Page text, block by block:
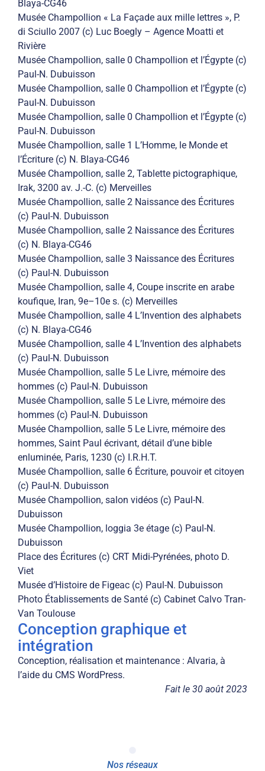
Blaya-CG46
Musée Champollion « La Façade aux mille lettres », P.
di Sciullo 2007 (c) Luc Boegly – Agence Moatti et
Rivière
Musée Champollion, salle 0 Champollion et l’Égypte (c)
Paul-N. Dubuisson
Musée Champollion, salle 0 Champollion et l’Égypte (c)
Paul-N. Dubuisson
Musée Champollion, salle 0 Champollion et l’Égypte (c)
Paul-N. Dubuisson
Musée Champollion, salle 1 L’Homme, le Monde et
l’Écriture (c) N. Blaya-CG46
Musée Champollion, salle 2, Tablette pictographique,
Irak, 3200 av. J.-C. (c) Merveilles
Musée Champollion, salle 2 Naissance des Écritures
(c) Paul-N. Dubuisson
Musée Champollion, salle 2 Naissance des Écritures
(c) N. Blaya-CG46
Musée Champollion, salle 3 Naissance des Écritures
(c) Paul-N. Dubuisson
Musée Champollion, salle 4, Coupe inscrite en arabe
koufique, Iran, 9e–10e s. (c) Merveilles
Musée Champollion, salle 4 L’Invention des alphabets
(c) N. Blaya-CG46
Musée Champollion, salle 4 L’Invention des alphabets
(c) Paul-N. Dubuisson
Musée Champollion, salle 5 Le Livre, mémoire des
hommes (c) Paul-N. Dubuisson
Musée Champollion, salle 5 Le Livre, mémoire des
hommes (c) Paul-N. Dubuisson
Musée Champollion, salle 5 Le Livre, mémoire des
hommes, Saint Paul écrivant, détail d’une bible
enluminée, Paris, 1230 (c) I.R.H.T.
Musée Champollion, salle 6 Écriture, pouvoir et citoyen
(c) Paul-N. Dubuisson
Musée Champollion, salon vidéos (c) Paul-N.
Dubuisson
Musée Champollion, loggia 3e étage (c) Paul-N.
Dubuisson
Place des Écritures (c) CRT Midi-Pyrénées, photo D.
Viet
Musée d’Histoire de Figeac (c) Paul-N. Dubuisson
Photo Établissements de Santé (c) Cabinet Calvo Tran-
Van Toulouse
Conception graphique et
intégration
Conception, réalisation et maintenance : Alvaria, à
l’aide du CMS WordPress.
Fait le 30 août 2023
Nos réseaux